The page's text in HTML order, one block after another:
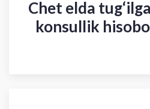
Chet elda
konsullik